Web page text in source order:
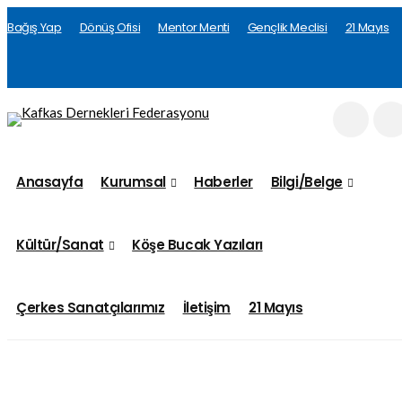
Bağış Yap Dönüş Ofisi Mentor Menti Gençlik Meclisi 21 Mayıs
Anasayfa Kurumsal Haberler Bilgi/Belge
Kültür/Sanat Köşe Bucak Yazıları
Çerkes Sanatçılarımız İletişim 21 Mayıs